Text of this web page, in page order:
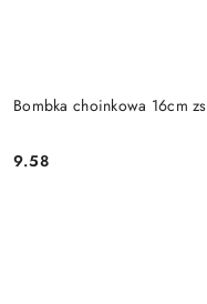
Bombka choinkowa 16cm zs
Cena:
9.58